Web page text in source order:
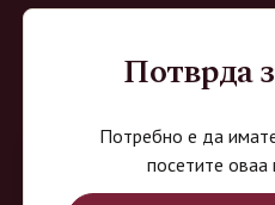
домашните винарии, со избор на
Потврда
Потребно е да
посетите оваа